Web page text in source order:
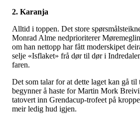
2. Karanja
Alltid i toppen. Det store
Monrad Alme nedprioriterer
om han nettopp har fått moderskipet
selje «Isflaket» frå dør til dør i
faren.
Det som talar for at dette laget kan gå til
begynner å haste for Martin Mork
tatovert inn Grendacup-trofeet på
meir ledig hud igjen.